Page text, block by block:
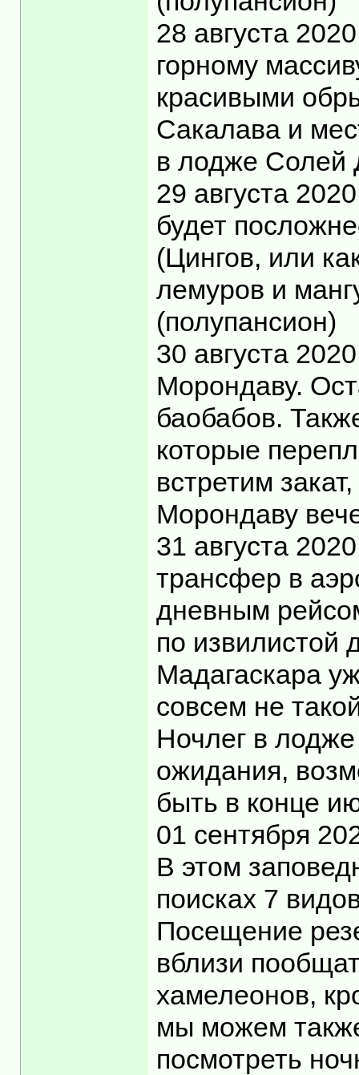
28 августа
горному
красивыми
Сакалава и
в лодже Солей
29 августа
будет
(Цингов, или
лемуров и
(полупансион)
30 августа
Морондаву.
баобабов.
которые
встретим
Морондаву
31 августа
трансфер в
дневным
по извилистой
Мадагаскара
совсем не
Ночлег в
ожидания,
быть в конце
01 сентября
В этом
поисках 7
Посещение
вблизи
хамелеонов,
мы можем
посмотреть